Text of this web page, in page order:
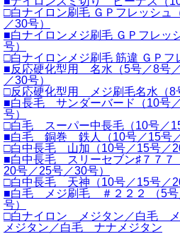
□白ナイロン刷毛 ＧＰフレッシュ
／30号）
■白ナイロンメジ刷毛 ＧＰフレッ
号）
□白ナイロンメジ刷毛 筋違 ＧＰフ
■反応硬化型用 名水（5号／8号
／30号）
□反応硬化型用 メジ刷毛名水（8
■白長毛 サンダーバード（10号
号）
□白毛 スーパー中長毛（10号／
■白毛 銅巻 鉄人（10号／15号／
□白中長毛 山加（10号／15号／
■白中長毛 スリーセブン♯７７７
20号／25号／30号）
□白中長毛 天神（10号／15号／
■白毛 メジ刷毛 ＃２２２ （5号
号）
□白ナイロン メジタン／白毛
メジタン／白毛 ナナメジタン